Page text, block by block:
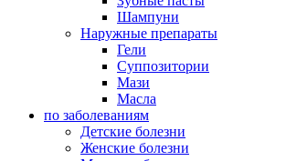
Шампуни
Наружные препараты
Гели
Суппозитории
Мази
Масла
по заболеваниям
Детские болезни
Женские болезни